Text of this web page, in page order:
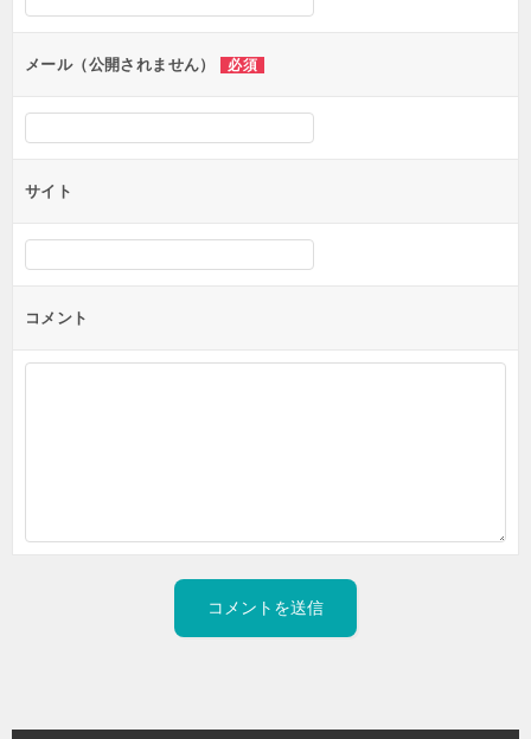
ンメール（公開されません） 必須
サイト
コメント